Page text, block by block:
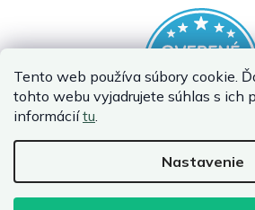
Tento web používa súbory cookie.
tohto webu vyjadrujete súhlas s ich
informáciítu.
Nastavenie
Vytvoril Shoptet